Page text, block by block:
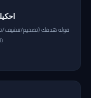
قوله هدفك (تضخيم/تنشيف/